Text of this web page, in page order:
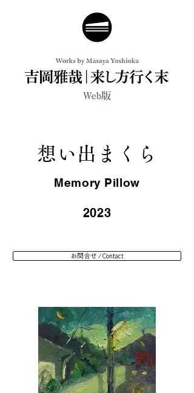
想い出まくら
Memory Pillow
2023
お問合せ / Contact